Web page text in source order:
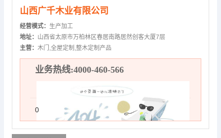
山西广千木业有限公司
经营模式： 生产加工
地址： 山西省太原市万柏林区春居南路居然创客大厦7层
主营： 木门,全屋定制,整木定制产品
业务热线:4000-460-566
0